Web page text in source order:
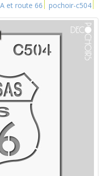
et route 66 pochoir-c504